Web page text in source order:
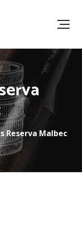
Reserva Malbec